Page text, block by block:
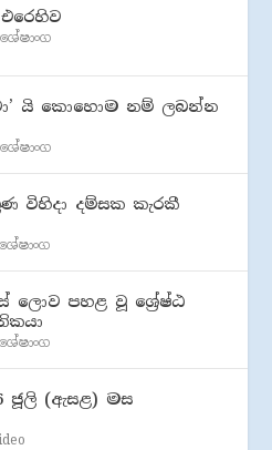
යි කොහොම නම් ලබන්න
විහිදා දම්සක කැරකී
ලොව පහළ වූ ශ්‍රේෂ්ඨ
ජූලි (​ඇසළ) මස